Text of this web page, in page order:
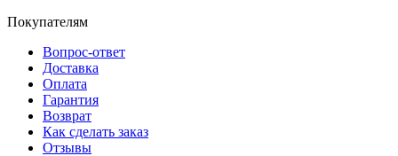
Покупателям
Вопрос-ответ
Доставка
Оплата
Гарантия
Возврат
Как сделать заказ
Отзывы